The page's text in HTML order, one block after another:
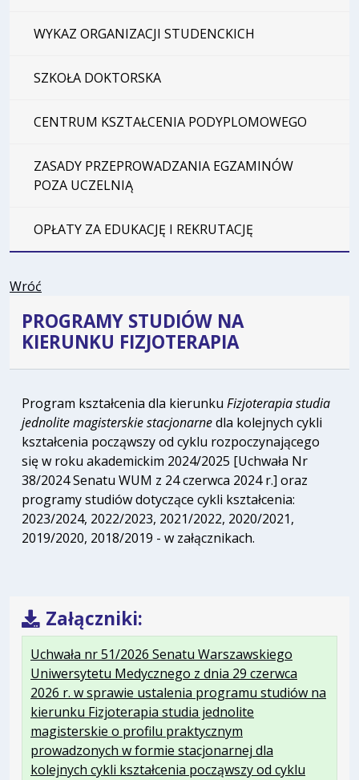
WYKAZ ORGANIZACJI STUDENCKICH
SZKOŁA DOKTORSKA
CENTRUM KSZTAŁCENIA PODYPLOMOWEGO
ZASADY PRZEPROWADZANIA EGZAMINÓW
POZA UCZELNIĄ
OPŁATY ZA EDUKACJĘ I REKRUTACJĘ
Wróć
PROGRAMY STUDIÓW NA
KIERUNKU FIZJOTERAPIA
Program kształcenia dla kierunku Fizjoterapia studia
jednolite magisterskie stacjonarnedla kolejnych cykli
kształcenia począwszy od cyklu rozpoczynającego
się w roku akademickim 2024/2025 [Uchwała Nr
38/2024 Senatu WUM z 24 czerwca 2024 r.] oraz
programy studiów dotyczące cykli kształcenia:
2023/2024, 2022/2023, 2021/2022, 2020/2021,
2019/2020, 2018/2019 - w załącznikach.
Załączniki:
Uchwała nr 51/2026 Senatu Warszawskiego
Uniwersytetu Medycznego z dnia 29 czerwca
2026 r. w sprawie ustalenia programu studiów na
kierunku Fizjoterapia studia jednolite
magisterskie o profilu praktycznym
prowadzonych w formie stacjonarnej dla
kolejnych cykli kształcenia począwszy od cyklu